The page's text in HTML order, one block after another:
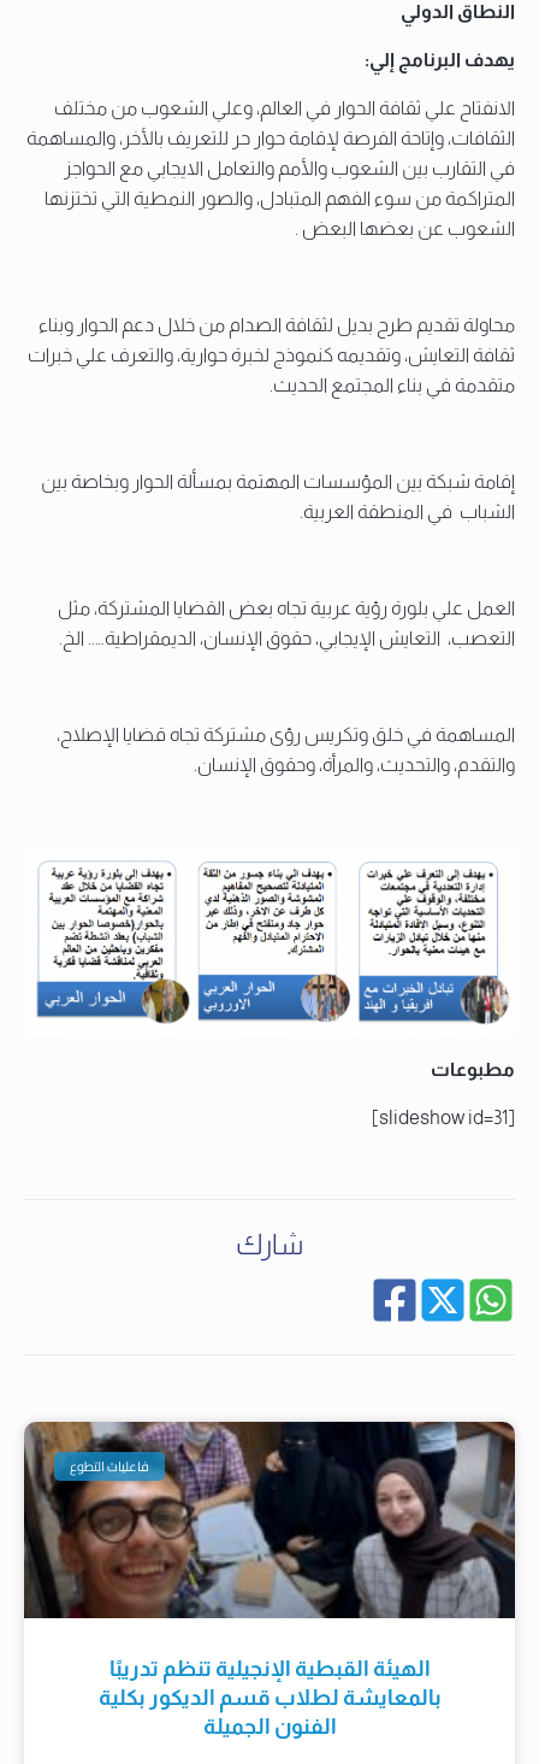
النطاق الدولي
يهدف البرنامج إلي:
الانفتاح علي ثقافة الحوار في العالم، وعلي الشعوب من مختلف
الثقافات، وإتاحة الفرصة لإقامة حوار حر للتعريف بالأخر، والمساهمة
في التقارب بين الشعوب والأمم والتعامل الايجابي مع الحواجز
المتراكمة من سوء الفهم المتبادل، والصور النمطية التي تختزنها
الشعوب عن بعضها البعض .
محاولة تقديم طرح بديل لثقافة الصدام من خلال دعم الحوار وبناء
ثقافة التعايش، وتقديمه كنموذج لخبرة حوارية، والتعرف علي خبرات
متقدمة في بناء المجتمع الحديث.
إقامة شبكة بين المؤسسات المهتمة بمسألة الحوار وبخاصة بين
الشباب في المنطقة العربية.
العمل علي بلورة رؤية عربية تجاه بعض القضايا المشتركة، مثل
التعصب، التعايش الإيجابي، حقوق الإنسان، الديمقراطية….. الخ.
المساهمة في خلق وتكريس رؤى مشتركة تجاه قضايا الإصلاح،
والتقدم، والتحديث، والمرأة، وحقوق الإنسان.
مطبوعات
[slideshow id=31]
شارك
فاعليات التطوع
الهيئة القبطية الإنجيلية تنظم تدريبًا
بالمعايشة لطلاب قسم الديكور بكلية
الفنون الجميلة